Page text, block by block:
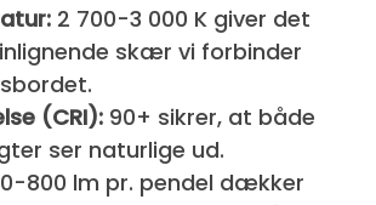
2 700-3 000 K giver det
skær vi forbinder
(CRI): 90+ sikrer, at både
ser naturlige ud.
800 lm pr. pendel dækker